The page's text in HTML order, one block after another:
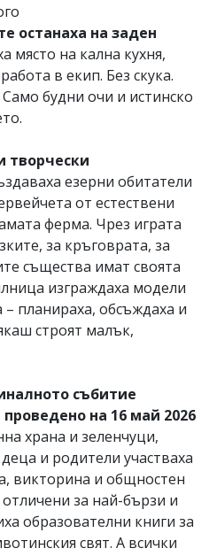
останаха на заден
място на кална кухня,
в екип. Без скука.
будни очи и истинско
творчески
езерни обитатели
от естествени
ферма. Чрез играта
за кръговрата, за
същества имат своята
изграждаха модели
планираха, обсъждаха и
строят малък,
събитие
на 16 май 2026
храна и зеленчуци,
и родители участваха
викторина и общностен
за най-бързи и
образователни книги за
свят. А всички